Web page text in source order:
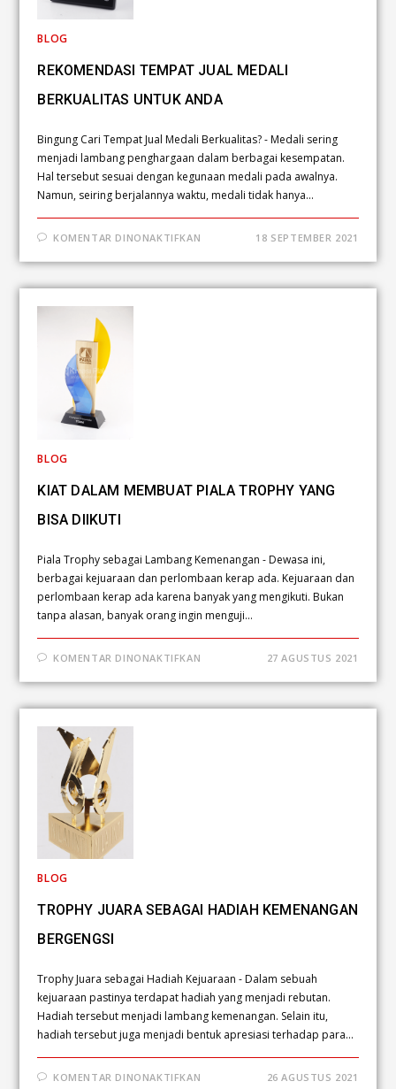
BLOG
REKOMENDASI TEMPAT JUAL MEDALI
BERKUALITAS UNTUK ANDA
Bingung Cari Tempat Jual Medali Berkualitas? - Medali sering
menjadi lambang penghargaan dalam berbagai kesempatan.
Hal tersebut sesuai dengan kegunaan medali pada awalnya.
Namun, seiring berjalannya waktu, medali tidak hanya…
KOMENTAR DINONAKTIFKAN 18 SEPTEMBER 2021
BLOG
KIAT DALAM MEMBUAT PIALA TROPHY YANG
BISA DIIKUTI
Piala Trophy sebagai Lambang Kemenangan - Dewasa ini,
berbagai kejuaraan dan perlombaan kerap ada. Kejuaraan dan
perlombaan kerap ada karena banyak yang mengikuti. Bukan
tanpa alasan, banyak orang ingin menguji…
KOMENTAR DINONAKTIFKAN 27 AGUSTUS 2021
BLOG
TROPHY JUARA SEBAGAI HADIAH KEMENANGAN
BERGENGSI
Trophy Juara sebagai Hadiah Kejuaraan - Dalam sebuah
kejuaraan pastinya terdapat hadiah yang menjadi rebutan.
Hadiah tersebut menjadi lambang kemenangan. Selain itu,
hadiah tersebut juga menjadi bentuk apresiasi terhadap para…
KOMENTAR DINONAKTIFKAN 26 AGUSTUS 2021